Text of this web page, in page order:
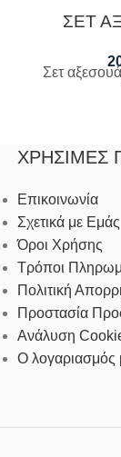
ΣΕΤ
Σετ
ΧΡΉΣΙΜΕΣ
Επικοινωνία
Σχετικά με Εμάς
Όροι Χρήσης
Τρόποι
Πολιτική
Προστασία
Ανάλυση
Ο λογαριασμός